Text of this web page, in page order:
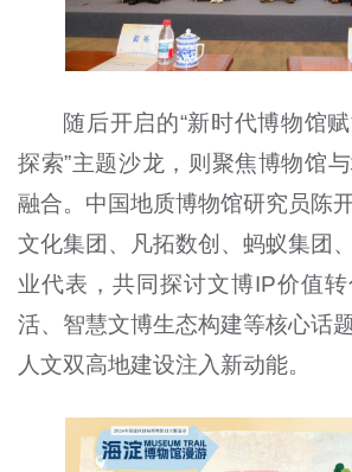
随后开启的“新时代博物馆
探索”主题沙龙，则聚焦博物馆
融合。中国地质博物馆研究员陈
文化集团、凡拓数创、蚂蚁集团
业代表，共同探讨文博IP价值
活、智慧文博生态构建等核心话
人文双高地建设注入新动能。